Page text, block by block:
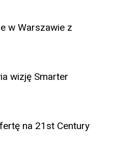
w Warszawie z
wizję Smarter
na 21st Century